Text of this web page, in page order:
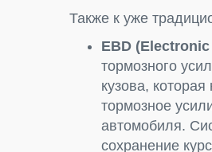
Также к уже
EBD
тормозного
кузова,
тормозное
автомобиля.
сохранение